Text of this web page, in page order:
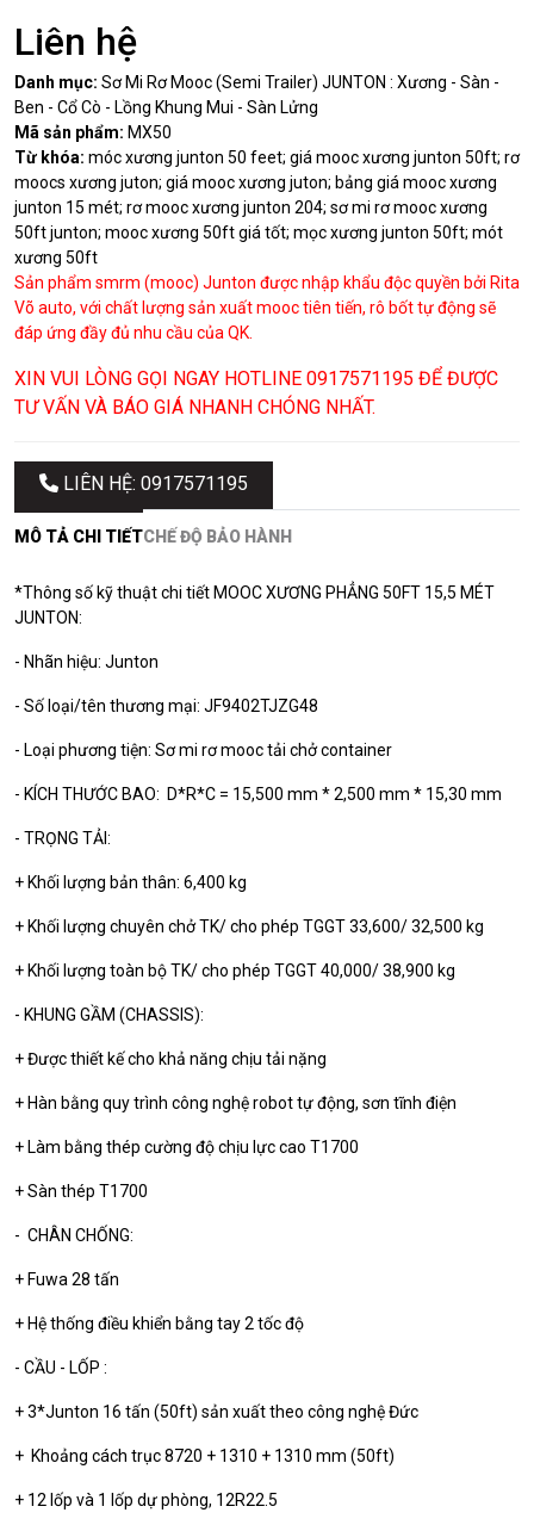
Liên hệ
Danh mục: Sơ Mi Rơ Mooc (Semi Trailer) JUNTON : Xương - Sàn -
Ben - Cổ Cò - Lồng Khung Mui - Sàn Lửng
Mã sản phẩm: MX50
Từ khóa: móc xương junton 50 feet; giá mooc xương junton 50ft; rơ
moocs xương juton; giá mooc xương juton; bảng giá mooc xương
junton 15 mét; rơ mooc xương junton 204; sơ mi rơ mooc xương
50ft junton; mooc xương 50ft giá tốt; mọc xương junton 50ft; mót
xương 50ft
Sản phẩm smrm (mooc) Junton được nhập khẩu độc quyền bởi Rita
Võ auto, với chất lượng sản xuất mooc tiên tiến, rô bốt tự động sẽ
đáp ứng đầy đủ nhu cầu của QK.
XIN VUI LÒNG GỌI NGAY HOTLINE 0917571195 ĐỂ ĐƯỢC
TƯ VẤN VÀ BÁO GIÁ NHANH CHÓNG NHẤT.
LIÊN HỆ: 0917571195
MÔ TẢ CHI TIẾTCHẾ ĐỘ BẢO HÀNH
*Thông số kỹ thuật chi tiết MOOC XƯƠNG PHẲNG 50FT 15,5 MÉT
JUNTON:
- Nhãn hiệu: Junton
- Số loại/tên thương mại: JF9402TJZG48
- Loại phương tiện: Sơ mi rơ mooc tải chở container
- KÍCH THƯỚC BAO: D*R*C = 15,500 mm * 2,500 mm * 15,30 mm
- TRỌNG TẢI:
+ Khối lượng bản thân: 6,400 kg
+ Khối lượng chuyên chở TK/ cho phép TGGT 33,600/ 32,500 kg
+ Khối lượng toàn bộ TK/ cho phép TGGT 40,000/ 38,900 kg
- KHUNG GẦM (CHASSIS):
+ Được thiết kế cho khả năng chịu tải nặng
+ Hàn bằng quy trình công nghệ robot tự động, sơn tĩnh điện
+ Làm bằng thép cường độ chịu lực cao T1700
+ Sàn thép T1700
- CHÂN CHỐNG:
+ Fuwa 28 tấn
+ Hệ thống điều khiển bằng tay 2 tốc độ
- CẦU - LỐP :
+ 3*Junton 16 tấn (50ft) sản xuất theo công nghệ Đức
+ Khoảng cách trục 8720 + 1310 + 1310 mm (50ft)
+ 12 lốp và 1 lốp dự phòng, 12R22.5